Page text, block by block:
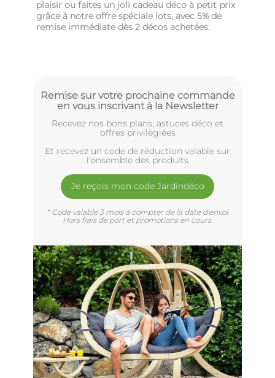
plaisir ou faites un joli cadeau déco à petit prix
grâce à notre offre spéciale lots, avec 5% de
remise immédiate dès 2 décos achetées.
Remise sur votre prochaine commande
en vous inscrivant à la Newsletter
Recevez nos bons plans, astuces déco et
offres privilègiées
Et recevez un code de réduction valable sur
l'ensemble des produits
Je reçois mon code Jardindéco
* Code valable 3 mois à compter de la date d'envoi.
Hors frais de port et promotions en cours.